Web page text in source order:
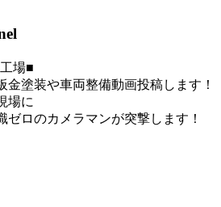
場■
金塗装や車両整備動画投稿します！
場に
ゼロのカメラマンが突撃します！